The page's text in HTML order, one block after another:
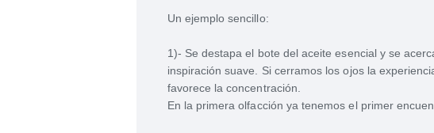
Un ejemplo sencillo:
1)- Se destapa el bote del aceite esencial y se
inspiración suave. Si cerramos los ojos la
favorece la concentración.
En la primera olfacción ya tenemos el primer